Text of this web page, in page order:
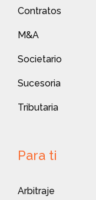
Contratos
M&A
Societario
Sucesoria
Tributaria
Para ti
Arbitraje